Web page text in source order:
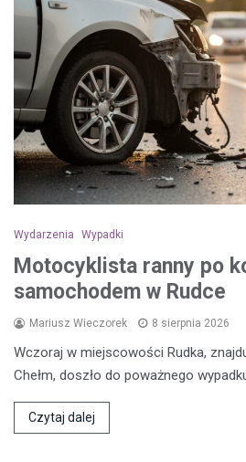
Wydarzenia Wypadki
Motocyklista ranny po
samochodem w Rudce
Mariusz Wieczorek 8 sierpnia 2026
Wczoraj w miejscowości Rudka,
Chełm, doszło do poważnego
Czytaj dalej